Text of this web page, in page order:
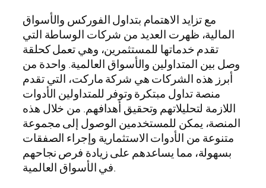
مع تزايد الاهتمام بتداول الفوركس والأسواق
المالية، ظهرت العديد من شركات الوساطة التي
تقدم خدماتها للمستثمرين، وهي تعمل كحلقة
وصل بين المتداولين والأسواق العالمية. واحدة من
أبرز هذه الشركات هي شركة ماركت، التي تقدم
منصة تداول مبتكرة وتوفر للمتداولين الأدوات
اللازمة لتحليلاتهم وتحقيق أهدافهم. من خلال هذه
المنصة، يمكن للمستخدمين الوصول إلى مجموعة
متنوعة من الأدوات الاستثمارية وإجراء الصفقات
بسهولة، مما يساعدهم على زيادة فرص نجاحهم
في الأسواق العالمية.